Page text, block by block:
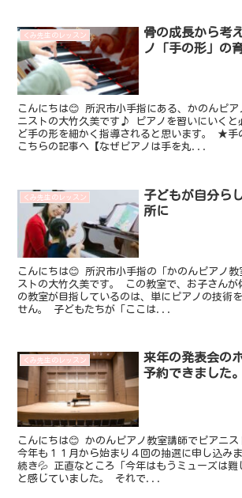
くみ先生のレッスン
骨の成長から考
ノ「手の形」の
こんにちは😊 所沢市小手指にある、かのんピア
ニストの大竹久美です♪ ピアノを習いにいくと
ど手の形を細かく指導されると思います。 ★手
こちらの記事へ【なぜピアノは手を丸...
くみ先生のレッスン
子どもが自分ら
所に
こんにちは😊 所沢市小手指の「かのんピアノ教
ストの大竹久美です。 この教室で、お子さん
の教室が目指しているのは、単にピアノの技術
せん。 子どもたちが「ここは...
くみ先生のレッスン
来年の発表会の
予約できました。
こんにちは😊 かのんピアノ教室講師でピアニ
今年も１１月から始まり４回の抽選に申し込み
続き💦 正直なところ「今年はもうミューズは難
と感じていました。 それで...